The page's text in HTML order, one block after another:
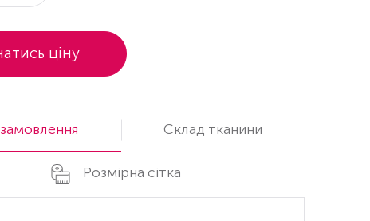
ціну
Cклад тканини
Розмірна сітка